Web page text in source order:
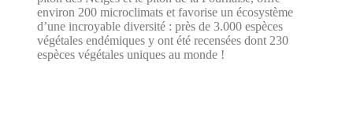
environ 200 microclimats et favorise un écosystème
d’une incroyable diversité : près de 3.000 espèces
végétales endémiques y ont été recensées dont 230
espèces végétales uniques au monde !